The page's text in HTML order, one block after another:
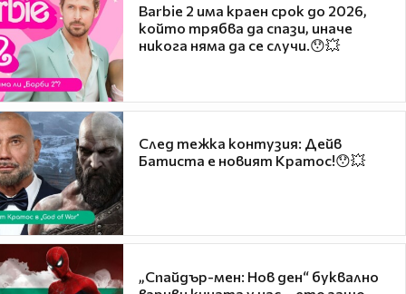
Barbie 2 има краен срок до 2026,
който трябва да спази, иначе
никога няма да се случи.😯💥
След тежка контузия: Дейв
Батиста е новият Кратос!😯💥
„Спайдър-мен: Нов ден“ буквално